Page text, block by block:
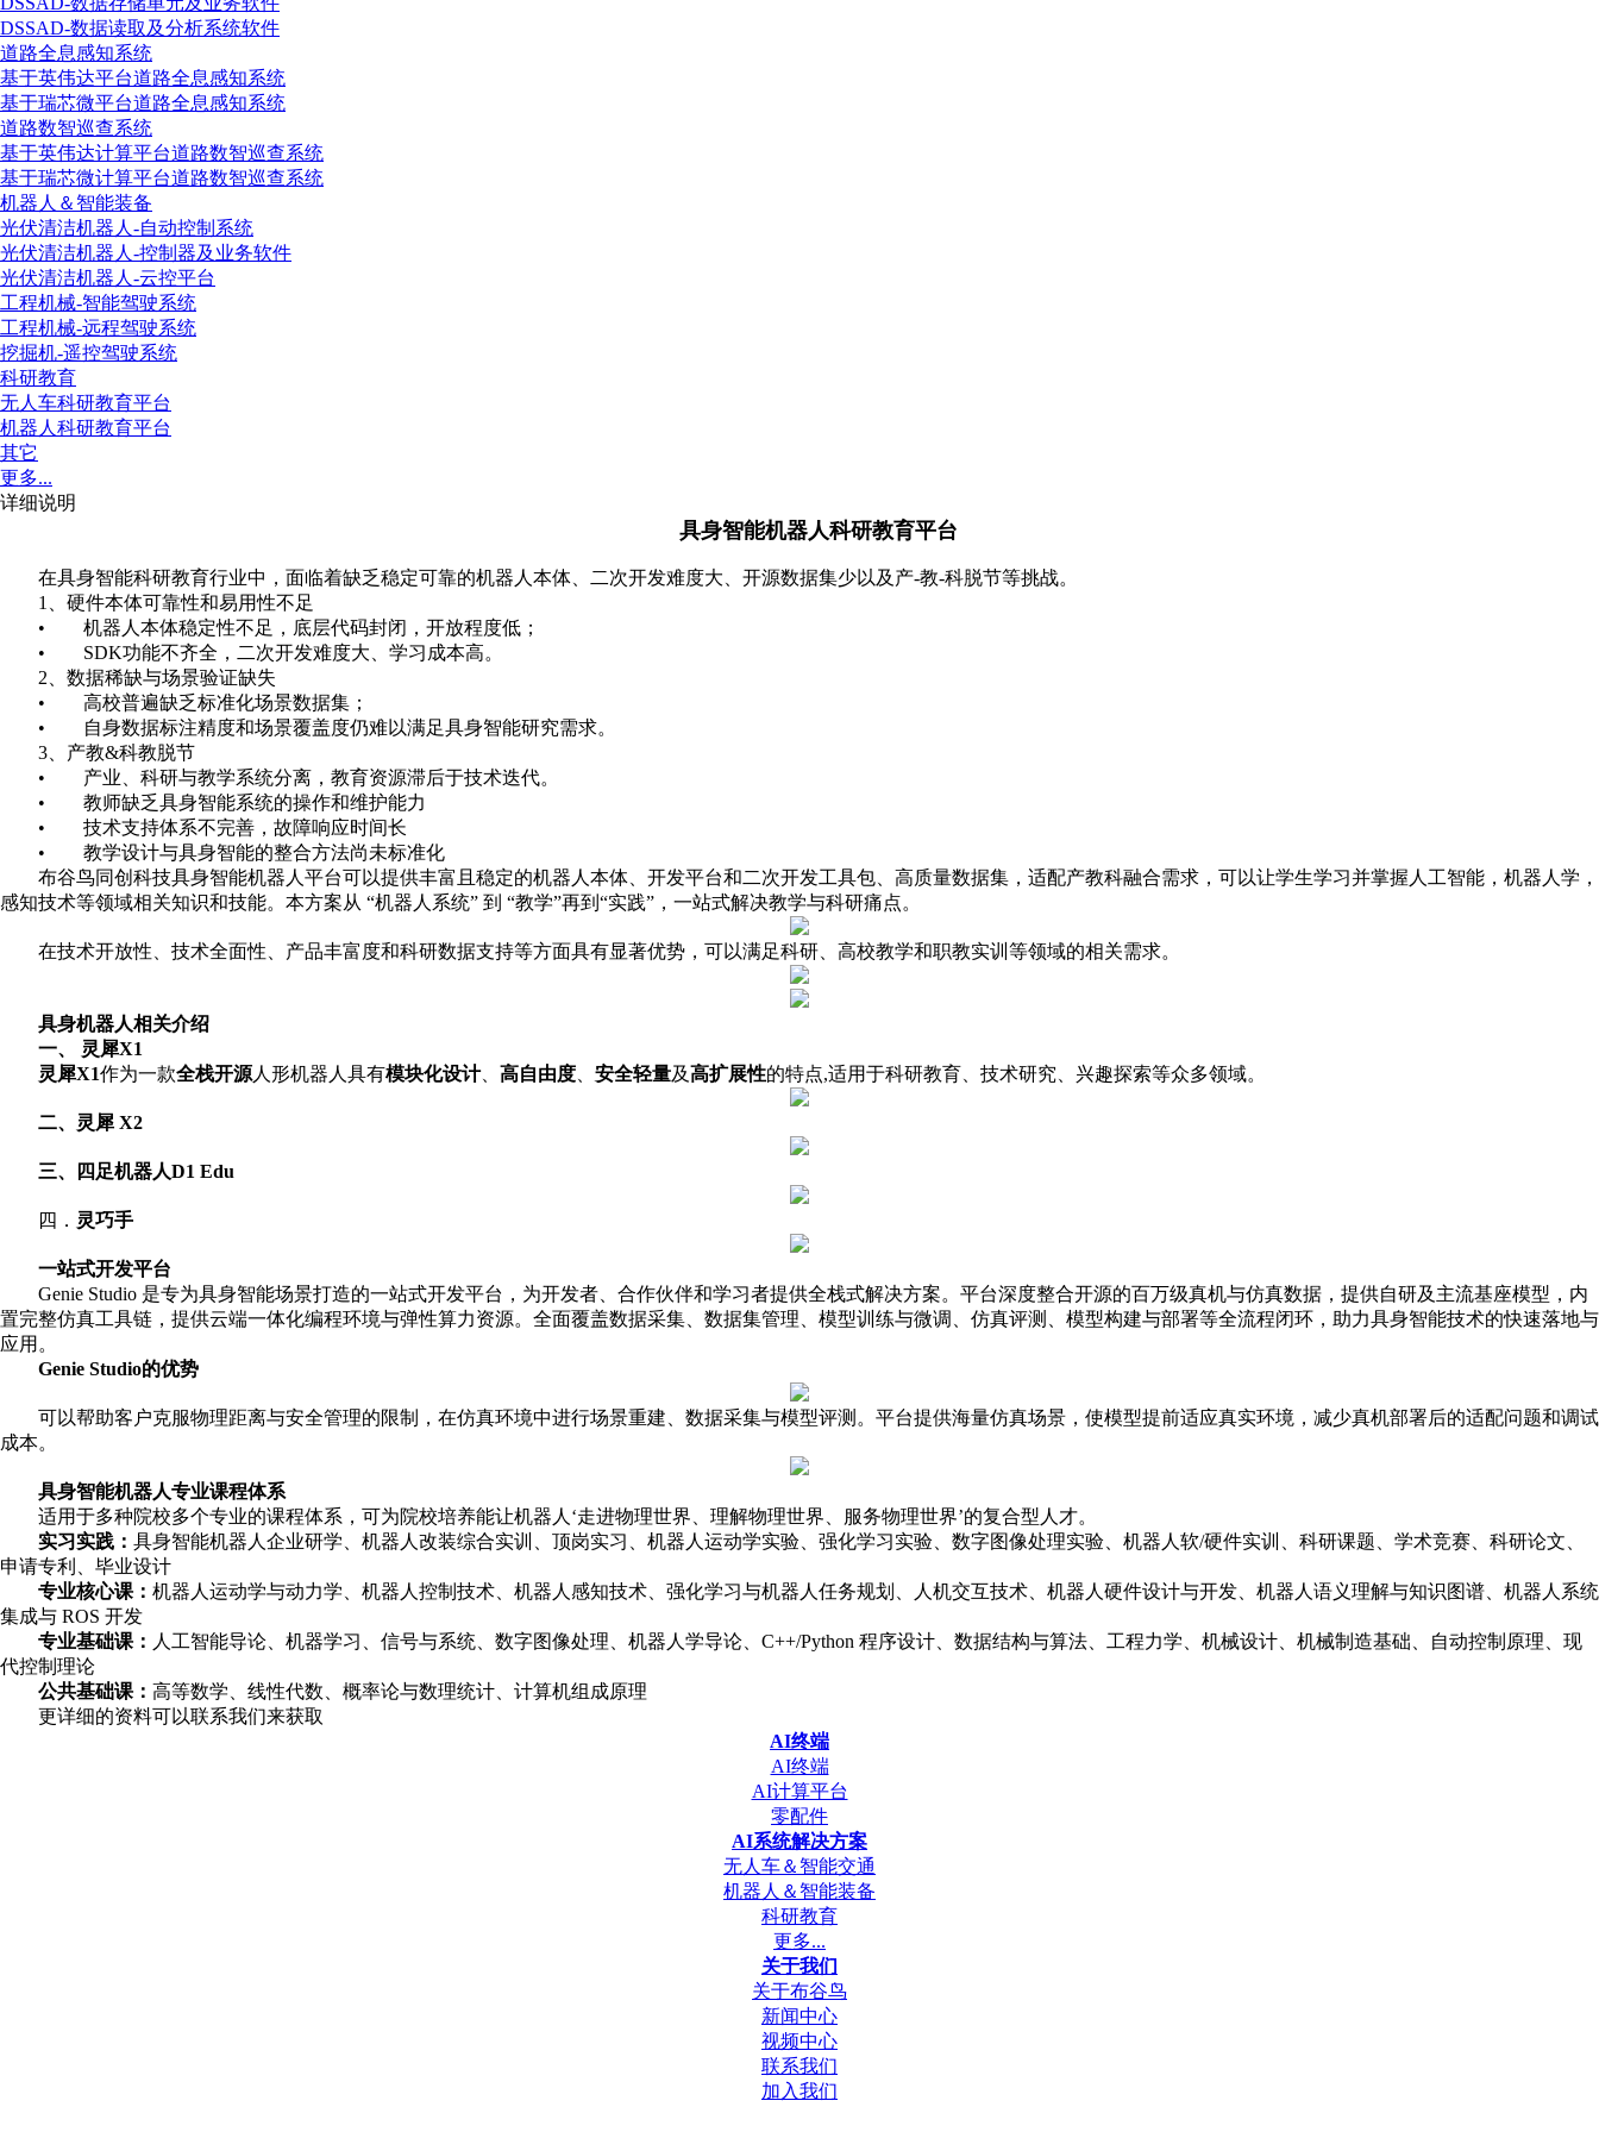
DSSAD-数据读取及分析系统软件
道路全息感知系统
基于英伟达平台道路全息感知系统
基于瑞芯微平台道路全息感知系统
道路数智巡查系统
基于英伟达计算平台道路数智巡查系统
基于瑞芯微计算平台道路数智巡查系统
机器人＆智能装备
光伏清洁机器人-自动控制系统
光伏清洁机器人-控制器及业务软件
光伏清洁机器人-云控平台
工程机械-智能驾驶系统
工程机械-远程驾驶系统
挖掘机-遥控驾驶系统
科研教育
无人车科研教育平台
机器人科研教育平台
其它
更多...
详细说明
具身智能机器人科研教育平台
在具身智能科研教育行业中，面临着缺乏稳定可靠的机器人本体、二次开发难度大、开源数据集少以及产-教-科脱节等挑战。
1、硬件本体可靠性和易用性不足
• 机器人本体稳定性不足，底层代码封闭，开放程度低；
• SDK功能不齐全，二次开发难度大、学习成本高。
2、数据稀缺与场景验证缺失
• 高校普遍缺乏标准化场景数据集；
• 自身数据标注精度和场景覆盖度仍难以满足具身智能研究需求。
3、产教&科教脱节
• 产业、科研与教学系统分离，教育资源滞后于技术迭代。
• 教师缺乏具身智能系统的操作和维护能力
• 技术支持体系不完善，故障响应时间长
• 教学设计与具身智能的整合方法尚未标准化
布谷鸟同创科技具身智能机器人平台可以提供丰富且稳定的机器人本体、开发平台和二次开发工具包、高质量数据集，适配产教科融合需求，可以让学生学习并掌握人工智能，机器人学，
感知技术等领域相关知识和技能。本方案从 “机器人系统” 到 “教学”再到“实践”，一站式解决教学与科研痛点。
在技术开放性、技术全面性、产品丰富度和科研数据支持等方面具有显著优势，可以满足科研、高校教学和职教实训等领域的相关需求。
具身机器人相关介绍
一、
灵犀X1
灵犀X1作为一款全栈开源人形机器人具有模块化设计、 高自由度 安全轻量及高扩展性的特点,适用于科研教育、技术研究、兴趣探索等众多领域。
二、灵犀 X2
三、四足机器人D1 Edu
四． 灵巧手
一站式开发平台
Genie Studio 是专为具身智能场景打造的一站式开发平台，为开发者、合作伙伴和学习者提供全栈式解决方案。平台深度整合开源的百万级真机与仿真数据，提供自研及主流基座模型，内
置完整仿真工具链，提供云端一体化编程环境与弹性算力资源。全面覆盖数据采集、数据集管理、模型训练与微调、仿真评测、模型构建与部署等全流程闭环，助力具身智能技术的快速落地与
应用。
Genie Studio的优势
可以帮助客户克服物理距离与安全管理的限制，在仿真环境中进行场景重建、数据采集与模型评测。平台提供海量仿真场景，使模型提前适应真实环境，减少真机部署后的适配问题和调试
成本。
具身智能机器人专业课程体系
适用于多种院校多个专业的课程体系，可为院校培养能让机器人‘走进物理世界、理解物理世界、服务物理世界’的复合型人才。
实习实践： 具身智能机器人企业研学、机器人改装综合实训、顶岗实习、机器人运动学实验、强化学习实验、数字图像处理实验、机器人软/硬件实训、科研课题、学术竞赛、科研论文、
申请专利、毕业设计
专业核心课： 机器人运动学与动力学、机器人控制技术、机器人感知技术、强化学习与机器人任务规划、人机交互技术、机器人硬件设计与开发、机器人语义理解与知识图谱、机器人系统
集成与 ROS 开发
专业基础课： 人工智能导论、机器学习、信号与系统、数字图像处理、机器人学导论、C++/Python 程序设计、数据结构与算法、工程力学、机械设计、机械制造基础、自动控制原理、现
代控制理论
公共基础课： 高等数学、线性代数、概率论与数理统计、计算机组成原理
更详细的资料可以联系我们来获取
AI终端
AI终端
AI计算平台
零配件
AI系统解决方案
无人车＆智能交通
机器人＆智能装备
科研教育
更多...
关于我们
关于布谷鸟
新闻中心
视频中心
联系我们
加入我们